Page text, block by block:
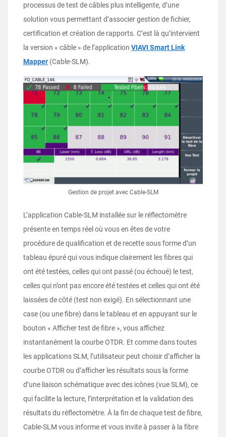
processus de test de câbles plus intelligente, d’une
solution vous permettant d’associer gestion de fichier,
certification et création de rapports. C’est là qu’intervient
la version « câble » de l’application VIAVI Smart Link
Mapper (Cable-SLM).
Gestion de projet avec Cable-SLM
L’application Cable-SLM installée sur le réflectomètre
présente en temps réel où vous en êtes de votre
procédure de qualification et de recette sous forme d’un
tableau épuré qui vous indique clairement les fibres qui
ont été testées, celles qui ont passé (ou échoué) le test,
celles qui n’ont pas encore été testées et celles qui ont été
laissées de côté (test non exigé). En sélectionnant une
case (ou une fibre) dans le tableau et en appuyant sur le
bouton « Afficher test de fibre », vous affichez
instantanément la courbe OTDR. Et comme dans toutes
les applications SLM, l’utilisateur peut choisir d’afficher la
courbe OTDR ou d’afficher les résultats sous la forme
d’une liaison schématique avec des icônes (vue SLM), ce
qui facilite la lecture, l’interprétation et la validation des
résultats du réflectomètre. À la fin de chaque test de fibre,
Cable-SLM vous informe et vous invite à passer à la fibre